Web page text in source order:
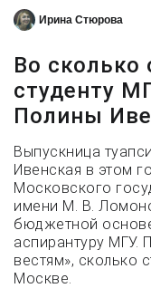
Ирина Стюрова
Во сколько
студенту
Полины
Выпускница
Ивенская в этом
Московского
имени М. В.
бюджетной
аспирантуру МГУ.
вестям», сколько
Москве.